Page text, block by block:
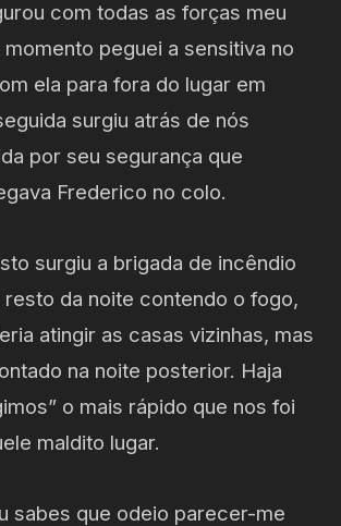
com todas as forças meu
peguei a sensitiva no
ela para fora do lugar em
surgiu atrás de nós
por seu segurança que
Frederico no colo.
surgiu a brigada de incêndio
resto da noite contendo o fogo,
atingir as casas vizinhas, mas
na noite posterior. Haja
o mais rápido que nos foi
maldito lugar.
sabes que odeio parecer-me